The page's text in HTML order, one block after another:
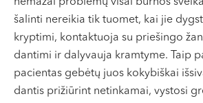
šalinti nereikia tik tuomet, kai jie
kryptimi, kontaktuoja su priešingo
dantimi ir dalyvauja kramtyme. Taip
pacientas gebėtų juos kokybiškai
dantis prižiūrint netinkamai, vystosi